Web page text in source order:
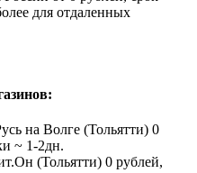
для отдаленных
на Волге (Тольятти) 0
~ 1-2дн.
(Тольятти) 0 рублей,